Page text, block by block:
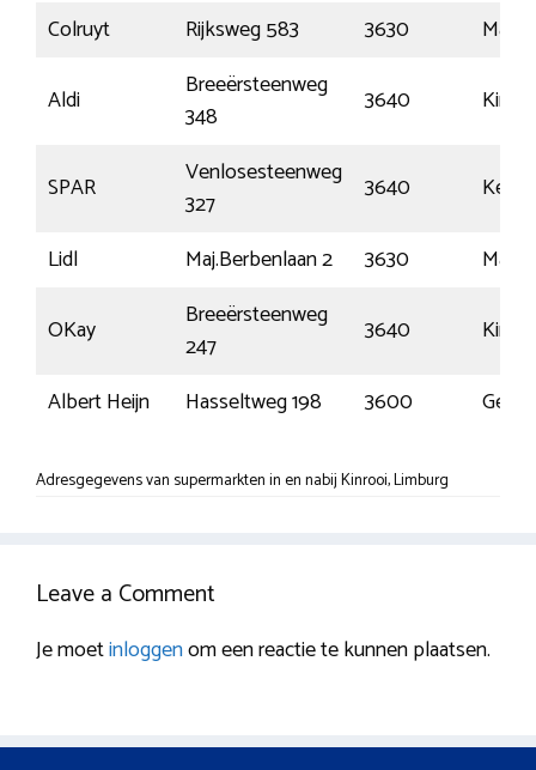
Colruyt
Rijksweg 583 3630
Aldi
Breeërsteenweg
348
3640
SPAR
Venlosesteenweg
327
3640
Lidl
Maj.Berbenlaan 2 3630
OKay
Breeërsteenweg
247
3640
Albert Heijn
Hasseltweg 198 3600 Genk
Adresgegevens van supermarkten in en nabij Kinrooi, Limburg
Leave a Comment
Je moetinloggenom een reactie te kunnen plaatsen.